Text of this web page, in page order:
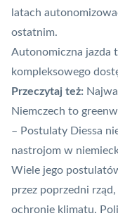
latach
ostatnim.
Autonomiczna jazda
kompleksowego
Przeczytaj też:
Niemczech to
– Postulaty Diessa
nastrojom w
Wiele jego
przez poprzedni
ochronie klimatu.